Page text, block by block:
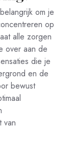
om je
op
alle zorgen
over aan de
die je
en de
bewust
van